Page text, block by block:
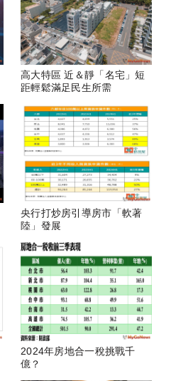
高大特區 近＆靜「名宅」短
距輕鬆滿足民生所需
央行打炒房引導房市「軟著
陸」發展
2024年房地合一稅挑戰千
億？